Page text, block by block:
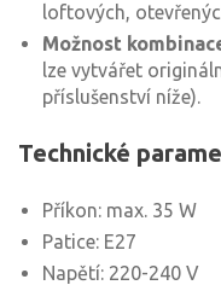
loftových,
Možnost
lze vytvářet
příslušenství níže).
Technické
Příkon: max. 35 W
Patice: E27
Napětí: 220-240 V